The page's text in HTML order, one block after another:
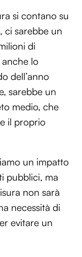
contenuti ed
media e per
inoltre
sito con i
dei dati web,
combinarle
o che hanno
si contano su
ci sarebbe un
di
lo
dell’anno
sarebbe un
medio, che
il proprio
un impatto
pubblici, ma
non sarà
necessità di
evitare un